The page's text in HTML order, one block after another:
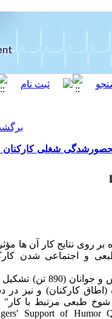
شغلی کارکنان
روی نتایج کار آن ها
و اجتماعی شدن
روش کار: پژوهش حاضر توصیفی - همبستگی است. جامعۀ آماری را تمام کارکنان
تصادفی ساده (اطاق کارکنان) و